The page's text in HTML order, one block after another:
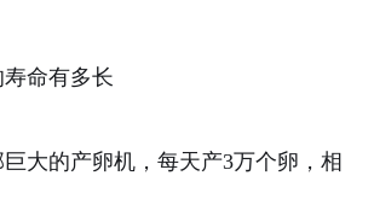
命有多长
大的产卵机，每天产3万个卵，相